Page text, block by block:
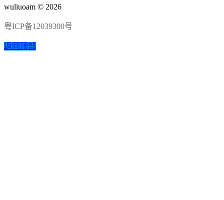
wuliuoam © 2026
粤ICP备12039300号
返回顶部